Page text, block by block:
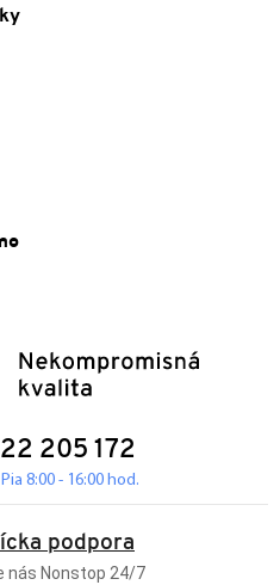
205 172
8:00 - 16:00 hod.
podpora
nás Nonstop 24/7